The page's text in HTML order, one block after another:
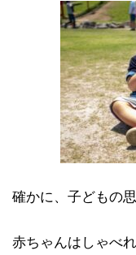
確かに、子どもの
赤ちゃんはしゃべ